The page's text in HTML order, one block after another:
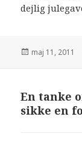
dejlig
maj 11, 2011
En tanke
sikke en